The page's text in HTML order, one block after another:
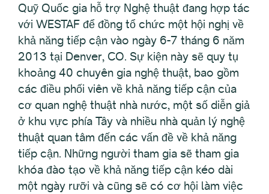
Quỹ Quốc gia hỗ trợ Nghệ thuật đang hợp tác
với WESTAF để đồng tổ chức một hội nghị về
khả năng tiếp cận vào ngày 6-7 tháng 6 năm
2013 tại Denver, CO. Sự kiện này sẽ quy tụ
khoảng 40 chuyên gia nghệ thuật, bao gồm
các điều phối viên về khả năng tiếp cận của
cơ quan nghệ thuật nhà nước, một số diễn giả
ở khu vực phía Tây và nhiều nhà quản lý nghệ
thuật quan tâm đến các vấn đề về khả năng
tiếp cận. Những người tham gia sẽ tham gia
khóa đào tạo về khả năng tiếp cận kéo dài
một ngày rưỡi và cũng sẽ có cơ hội làm việc